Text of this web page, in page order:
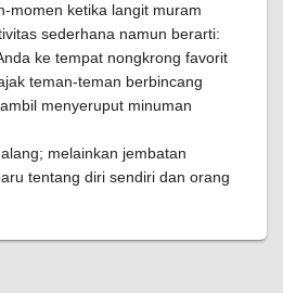
momen ketika langit muram
sederhana namun berarti:
ke tempat nongkrong favorit
teman-teman berbincang
menyeruput minuman
melainkan jembatan
tentang diri sendiri dan orang